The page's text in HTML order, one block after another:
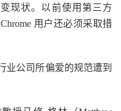
现状。以前使用第三方
用户还必须采取措
业公司所偏爱的规范遭到